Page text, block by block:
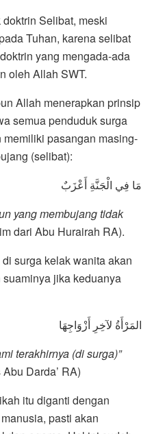
Selibat, meski
Tuhan, karena selibat
yang mengada-ada
oleh Allah SWT.
Allah menerapkan prinsip
semua penduduk surga
pasangan masing-
(selibat):
مَا فِي الْجَنَّةِ أَعْزَبٌ
yang membujang tidak
dari Abu Hurairah RA).
surga kelak wanita akan
jika keduanya
المَرْأَةُ لآخِرِ أَزْوَاجِهَا
terakhirnya (di surga)”
Darda’ RA)
itu diganti dengan
pasti akan